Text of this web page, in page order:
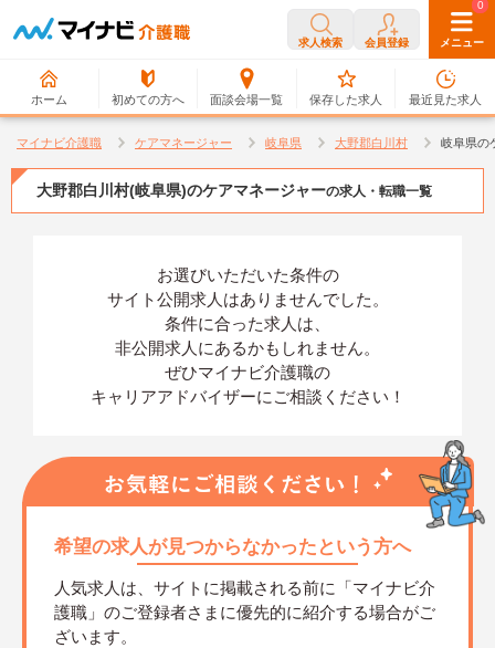
求人検索 会員登録 メニュー
ホーム 初めての方へ 面談会場一覧
0
保存した求人
0
最近見た求人
マイナビ介護職 ケアマネージャー 岐阜県 大野郡白川村 岐阜県の
大野郡白川村(岐阜県)のケアマネージャーの求人・転職一覧
お選びいただいた条件の
サイト公開求人はありませんでした。
条件に合った求人は、
非公開求人にあるかもしれません。
ぜひマイナビ介護職の
キャリアアドバイザーにご相談ください！
希望の求人が見つからなかったという方へ
人気求人は、サイトに掲載される前に「マイナビ介
護職」のご登録者さまに優先的に紹介する場合がご
ざいます。